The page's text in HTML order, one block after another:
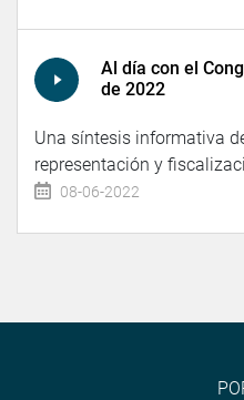
Al día con el
de 2022
Una síntesis informativa
representación y
08-06-2022